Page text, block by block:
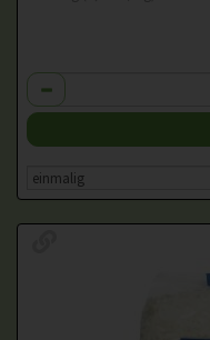
Anzahl